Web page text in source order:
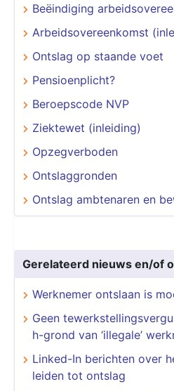
Beëindiging
Arbeidsovereenkomst
Ontslag op staande voet
Pensioenplicht?
Beroepscode NVP
Ziektewet (inleiding)
Opzegverboden
Ontslaggronden
Ontslag ambtenaren en
Gerelateerd nieuws en/of
Werknemer ontslaan is
Geen
h-grond van ‘illegale’
Linked-In berichten over
leiden tot ontslag